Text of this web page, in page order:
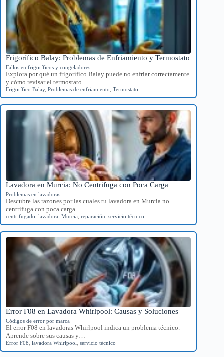
Frigorífico Balay: Problemas de Enfriamiento y Termostato
Fallos en frigoríficos y congeladores
Explora por qué un frigorífico Balay puede no enfriar correctamente
y cómo revisar el termostato.
Frigorífico Balay, Problemas de enfriamiento Termostato
Lavadora en Murcia: No Centrifuga con Poca Carga
Problemas en lavadoras
Descubre las razones por las cuales tu lavadora en Murcia no
centrifuga con poca carga…
centrifugado lavadora Murcia reparación servicio técnico
Error F08 en Lavadora Whirlpool: Causas y Soluciones
Códigos de error por marca
El error F08 en lavadoras Whirlpool indica un problema técnico.
Aprende sobre sus causas y…
Error F08 lavadora Whirlpool servicio técnico